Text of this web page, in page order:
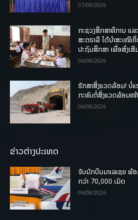
07/08/2026
ກະຊວງສຶກສາທິການ ແ
ສະຕຣາລີ ໄດ້ນຳສະເໜີເ
ປະຖົມສຶກສາ ເພື່ອສົ່ງເ
06/08/2026
ຮັກສາສິ່ງແວດລ້ອມ! ບໍ່
ກະທົບຕໍ່ສິ່ງແວດລ້ອມໜ້
06/08/2026
ຂ່າວຕ່າງປະເທດ
ຈັບນັກບິນມາເລເຊຍ ພ້ອ
ກວ່າ 70,000 ເມັດ
06/08/2026